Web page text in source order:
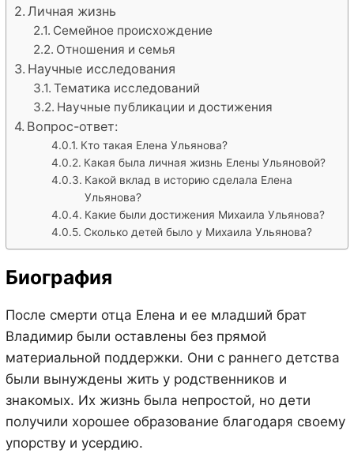
Личная жизнь
Семейное происхождение
Отношения и семья
Научные исследования
Тематика исследований
Научные публикации и достижения
Вопрос-ответ:
Кто такая Елена Ульянова?
Какая была личная жизнь Елены Ульяновой?
Какой вклад в историю сделала Елена
Ульянова?
Какие были достижения Михаила Ульянова?
Сколько детей было у Михаила Ульянова?
Биография
После смерти отца Елена и ее младший брат
Владимир были оставлены без прямой
материальной поддержки. Они с раннего детства
были вынуждены жить у родственников и
знакомых. Их жизнь была непростой, но дети
получили хорошее образование благодаря своему
упорству и усердию.